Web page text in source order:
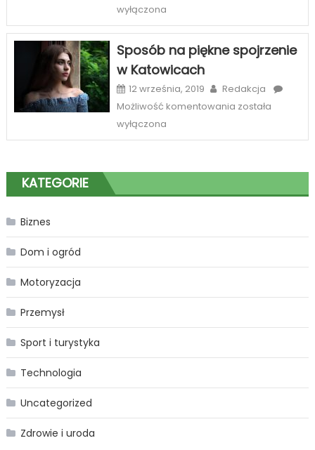
wózków
Zabrze
wyłączona
Sposób na piękne spojrzenie
w Katowicach
12 września, 2019
Redakcja
Możliwość komentowania Sposób
piękne
w
została
wyłączona
KATEGORIE
Biznes
Dom i ogród
Motoryzacja
Przemysł
Sport i turystyka
Technologia
Uncategorized
Zdrowie i uroda